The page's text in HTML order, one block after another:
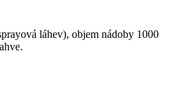
láhev), objem nádoby 1000